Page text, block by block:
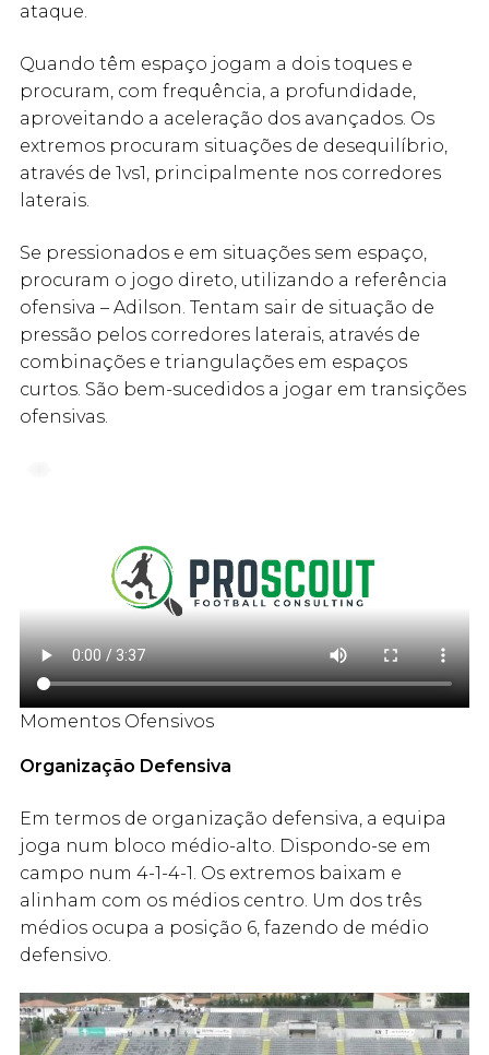
ataque.
Quando têm espaço jogam a dois toques e
procuram, com frequência, a profundidade,
aproveitando a aceleração dos avançados. Os
extremos procuram situações de desequilíbrio,
através de 1vs1, principalmente nos corredores
laterais.
Se pressionados e em situações sem espaço,
procuram o jogo direto, utilizando a referência
ofensiva – Adilson. Tentam sair de situação de
pressão pelos corredores laterais, através de
combinações e triangulações em espaços
curtos. São bem-sucedidos a jogar em transições
ofensivas.
Momentos Ofensivos
Organização Defensiva
Em termos de organização defensiva, a equipa
joga num bloco médio-alto. Dispondo-se em
campo num 4-1-4-1. Os extremos baixam e
alinham com os médios centro. Um dos três
médios ocupa a posição 6, fazendo de médio
defensivo.